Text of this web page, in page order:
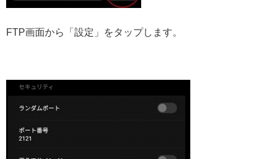
FTP画面から「設定」をタップします。